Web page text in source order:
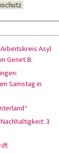
Asyl
Genet B.
Samstag in
3